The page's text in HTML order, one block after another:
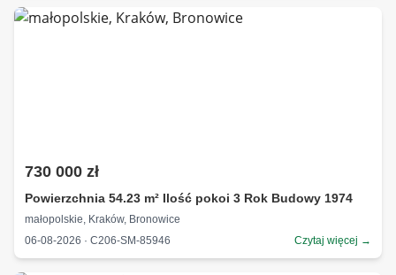
730 000 zł
Powierzchnia 54.23 m² Ilość pokoi 3 Rok Budowy 1974
małopolskie, Kraków, Bronowice
06-08-2026 · C206-SM-85946
Czytaj więcej →